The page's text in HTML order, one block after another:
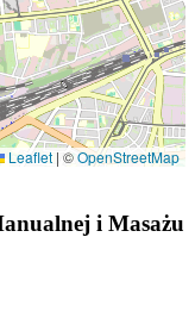
Leaflet | ©OpenStreetMap
i Masażu